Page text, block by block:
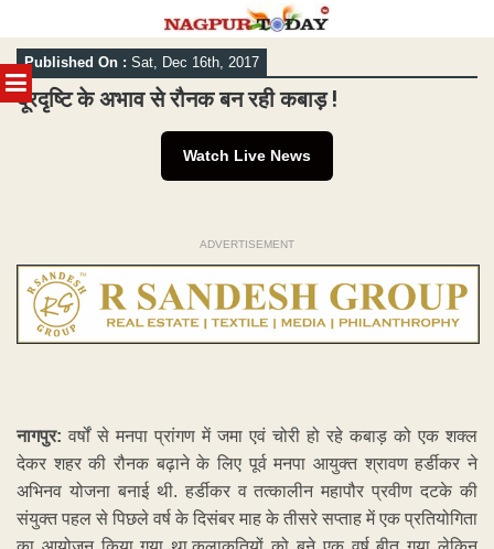
MENU
Skip
to
content
Published On : Sat, Dec 16th, 2017
दूरदृष्टि के अभाव से रौनक बन रही कबाड़ !
Watch Live News
ADVERTISEMENT
नागपुर: वर्षों से मनपा प्रांगण में जमा एवं चोरी हो रहे कबाड़ को एक शक्ल
देकर शहर की रौनक बढ़ाने के लिए पूर्व मनपा आयुक्त श्रावण हर्डीकर ने
अभिनव योजना बनाई थी. हर्डीकर व तत्कालीन महापौर प्रवीण दटके की
संयुक्त पहल से पिछले वर्ष के दिसंबर माह के तीसरे सप्ताह में एक प्रतियोगिता